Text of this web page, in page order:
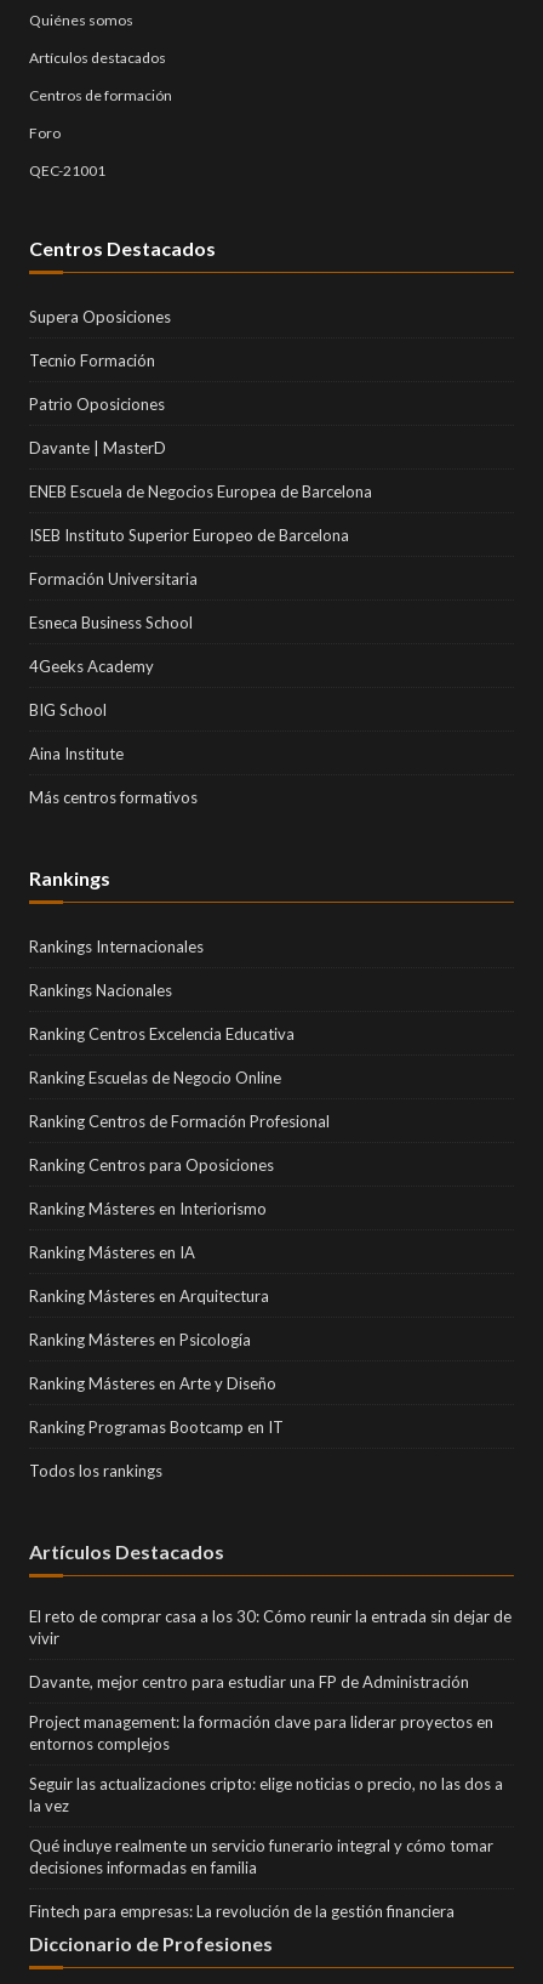
Quiénes somos
Artículos destacados
Centros de formación
Foro
QEC-21001
Centros Destacados
Supera Oposiciones
Tecnio Formación
Patrio Oposiciones
Davante | MasterD
ENEB Escuela de Negocios Europea de Barcelona
ISEB Instituto Superior Europeo de Barcelona
Formación Universitaria
Esneca Business School
4Geeks Academy
BIG School
Aina Institute
Más centros formativos
Rankings
Rankings Internacionales
Rankings Nacionales
Ranking Centros Excelencia Educativa
Ranking Escuelas de Negocio Online
Ranking Centros de Formación Profesional
Ranking Centros para Oposiciones
Ranking Másteres en Interiorismo
Ranking Másteres en IA
Ranking Másteres en Arquitectura
Ranking Másteres en Psicología
Ranking Másteres en Arte y Diseño
Ranking Programas Bootcamp en IT
Todos los rankings
Artículos Destacados
El reto de comprar casa a los 30: Cómo reunir la entrada sin dejar de
vivir
Davante, mejor centro para estudiar una FP de Administración
Project management: la formación clave para liderar proyectos en
entornos complejos
Seguir las actualizaciones cripto: elige noticias o precio, no las dos a
la vez
Qué incluye realmente un servicio funerario integral y cómo tomar
decisiones informadas en familia
Fintech para empresas: La revolución de la gestión financiera
Diccionario de Profesiones